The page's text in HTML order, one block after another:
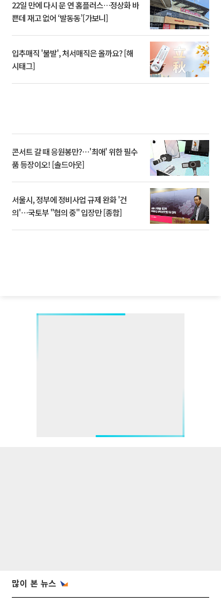
22일 만에 다시 문 연 홈플러스…정상화 바
쁜데 재고 없어 ‘발동동’[가보니]
입추매직 '불발', 처서매직은 올까요? [해
시태그]
콘서트 갈 때 응원봉만?⋯'최애' 위한 필수
품 등장이오! [솔드아웃]
서울시, 정부에 정비사업 규제 완화 '건
의'⋯국토부 "협의 중" 입장만 [종합]
많이 본 뉴스